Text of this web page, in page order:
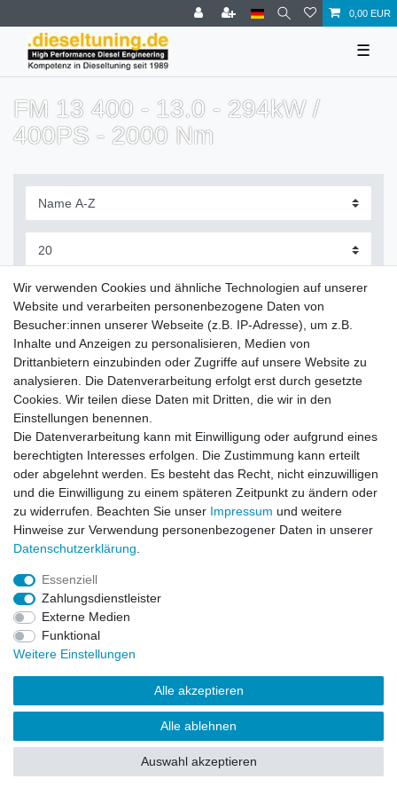
0,00 EUR
☰
FM 13 400 - 13.0 - 294kW /
400PS - 2000 Nm
Filter
Zahlung und Versand
Impressum Daten­schutz­erklärung AGB
Barrierefreiheitserklärung Widerrufs­recht
Vertrag widerrufen
© Copyright 2026 | Alle Rechte vorbehalten.
Wir verwenden Cookies und ähnliche Technologien auf unserer
Website und verarbeiten personenbezogene Daten von
Besucher:innen unserer Webseite (z.B. IP-Adresse), um z.B.
Inhalte und Anzeigen zu personalisieren, Medien von
Drittanbietern einzubinden oder Zugriffe auf unsere Website zu
analysieren. Die Datenverarbeitung erfolgt erst durch gesetzte
Cookies. Wir teilen diese Daten mit Dritten, die wir in den
Einstellungen benennen.
Die Datenverarbeitung kann mit Einwilligung oder aufgrund eines
berechtigten Interesses erfolgen. Die Zustimmung kann erteilt
oder abgelehnt werden. Es besteht das Recht, nicht einzuwilligen
und die Einwilligung zu einem späteren Zeitpunkt zu ändern oder
zu widerrufen. Beachten Sie unser Impressum und weitere
Hinweise zur Verwendung personenbezogener Daten in unserer
Daten­schutz­erklärung
Essenziell
Zahlungsdienstleister
Externe Medien
Funktional
Weitere Einstellungen
Alle akzeptieren
Alle ablehnen
Auswahl akzeptieren